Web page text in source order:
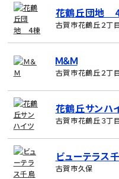
花鶴丘団地
古賀市花鶴丘２丁
Ｍ＆Ｍ
古賀市花鶴丘２丁
花鶴丘サンハ
古賀市花鶴丘３丁
ビューテラス
古賀市久保